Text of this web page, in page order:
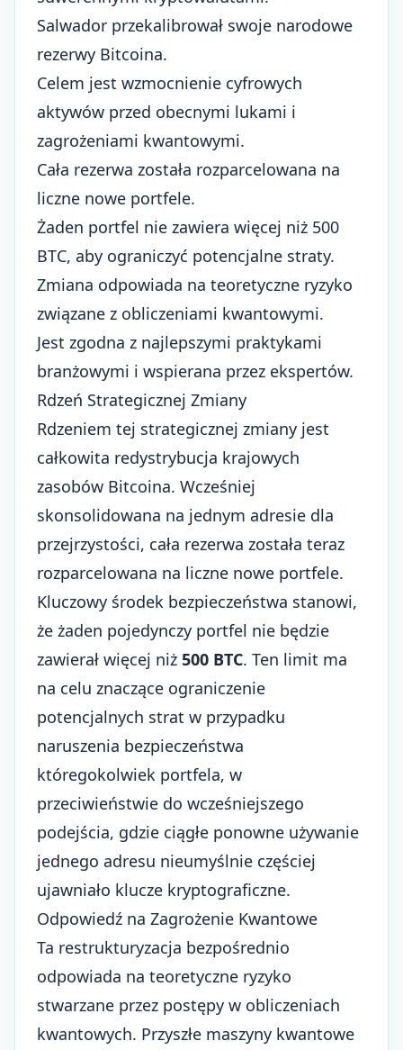
Salwador przekalibrował swoje narodowe
rezerwy Bitcoina.
Celem jest wzmocnienie cyfrowych
aktywów przed obecnymi lukami i
zagrożeniami kwantowymi.
Cała rezerwa została rozparcelowana na
liczne nowe portfele.
Żaden portfel nie zawiera więcej niż 500
BTC, aby ograniczyć potencjalne straty.
Zmiana odpowiada na teoretyczne ryzyko
związane z obliczeniami kwantowymi.
Jest zgodna z najlepszymi praktykami
branżowymi i wspierana przez ekspertów.
Rdzeń Strategicznej Zmiany
Rdzeniem tej strategicznej zmiany jest
całkowita redystrybucja krajowych
zasobów Bitcoina. Wcześniej
skonsolidowana na jednym adresie dla
przejrzystości, cała rezerwa została teraz
rozparcelowana na liczne nowe portfele.
Kluczowy środek bezpieczeństwa stanowi,
że żaden pojedynczy portfel nie będzie
zawierał więcej niż 500 BTC. Ten limit ma
na celu znaczące ograniczenie
potencjalnych strat w przypadku
naruszenia bezpieczeństwa
któregokolwiek portfela, w
przeciwieństwie do wcześniejszego
podejścia, gdzie ciągłe ponowne używanie
jednego adresu nieumyślnie częściej
ujawniało klucze kryptograficzne.
Odpowiedź na Zagrożenie Kwantowe
Ta restrukturyzacja bezpośrednio
odpowiada na teoretyczne ryzyko
stwarzane przez postępy w obliczeniach
kwantowych. Przyszłe maszyny kwantowe